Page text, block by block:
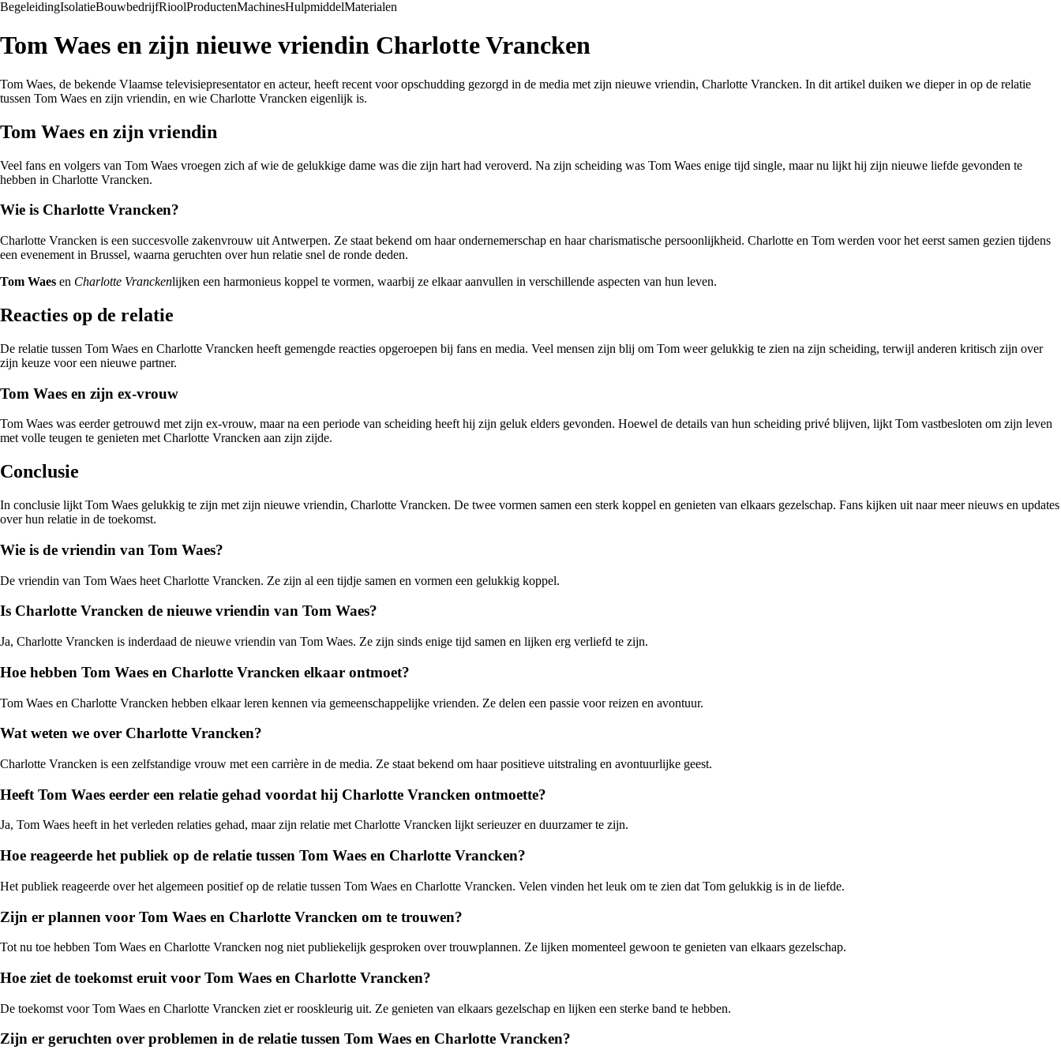
BegeleidingIsolatieBouwbedrijfRioolProductenMachinesHulpmiddelMaterialen
Tom Waes en zijn nieuwe vriendin Charlotte Vrancken
Tom Waes, de bekende Vlaamse televisiepresentator en acteur, heeft recent voor opschudding gezorgd in de media met zijn nieuwe vriendin, Charlotte Vrancken. In dit artikel duiken we dieper in op de relatie
tussen Tom Waes en zijn vriendin, en wie Charlotte Vrancken eigenlijk is.
Tom Waes en zijn vriendin
Veel fans en volgers van Tom Waes vroegen zich af wie de gelukkige dame was die zijn hart had veroverd. Na zijn scheiding was Tom Waes enige tijd single, maar nu lijkt hij zijn nieuwe liefde gevonden te
hebben in Charlotte Vrancken.
Wie is Charlotte Vrancken?
Charlotte Vrancken is een succesvolle zakenvrouw uit Antwerpen. Ze staat bekend om haar ondernemerschap en haar charismatische persoonlijkheid. Charlotte en Tom werden voor het eerst samen gezien tijdens
een evenement in Brussel, waarna geruchten over hun relatie snel de ronde deden.
Tom Waes en Charlotte Vranckenlijken een harmonieus koppel te vormen, waarbij ze elkaar aanvullen in verschillende aspecten van hun leven.
Reacties op de relatie
De relatie tussen Tom Waes en Charlotte Vrancken heeft gemengde reacties opgeroepen bij fans en media. Veel mensen zijn blij om Tom weer gelukkig te zien na zijn scheiding, terwijl anderen kritisch zijn over
zijn keuze voor een nieuwe partner.
Tom Waes en zijn ex-vrouw
Tom Waes was eerder getrouwd met zijn ex-vrouw, maar na een periode van scheiding heeft hij zijn geluk elders gevonden. Hoewel de details van hun scheiding privé blijven, lijkt Tom vastbesloten om zijn leven
met volle teugen te genieten met Charlotte Vrancken aan zijn zijde.
Conclusie
In conclusie lijkt Tom Waes gelukkig te zijn met zijn nieuwe vriendin, Charlotte Vrancken. De twee vormen samen een sterk koppel en genieten van elkaars gezelschap. Fans kijken uit naar meer nieuws en updates
over hun relatie in de toekomst.
Wie is de vriendin van Tom Waes?
De vriendin van Tom Waes heet Charlotte Vrancken. Ze zijn al een tijdje samen en vormen een gelukkig koppel.
Is Charlotte Vrancken de nieuwe vriendin van Tom Waes?
Ja, Charlotte Vrancken is inderdaad de nieuwe vriendin van Tom Waes. Ze zijn sinds enige tijd samen en lijken erg verliefd te zijn.
Hoe hebben Tom Waes en Charlotte Vrancken elkaar ontmoet?
Tom Waes en Charlotte Vrancken hebben elkaar leren kennen via gemeenschappelijke vrienden. Ze delen een passie voor reizen en avontuur.
Wat weten we over Charlotte Vrancken?
Charlotte Vrancken is een zelfstandige vrouw met een carrière in de media. Ze staat bekend om haar positieve uitstraling en avontuurlijke geest.
Heeft Tom Waes eerder een relatie gehad voordat hij Charlotte Vrancken ontmoette?
Ja, Tom Waes heeft in het verleden relaties gehad, maar zijn relatie met Charlotte Vrancken lijkt serieuzer en duurzamer te zijn.
Hoe reageerde het publiek op de relatie tussen Tom Waes en Charlotte Vrancken?
Het publiek reageerde over het algemeen positief op de relatie tussen Tom Waes en Charlotte Vrancken. Velen vinden het leuk om te zien dat Tom gelukkig is in de liefde.
Zijn er plannen voor Tom Waes en Charlotte Vrancken om te trouwen?
Tot nu toe hebben Tom Waes en Charlotte Vrancken nog niet publiekelijk gesproken over trouwplannen. Ze lijken momenteel gewoon te genieten van elkaars gezelschap.
Hoe ziet de toekomst eruit voor Tom Waes en Charlotte Vrancken?
De toekomst voor Tom Waes en Charlotte Vrancken ziet er rooskleurig uit. Ze genieten van elkaars gezelschap en lijken een sterke band te hebben.
Zijn er geruchten over problemen in de relatie tussen Tom Waes en Charlotte Vrancken?